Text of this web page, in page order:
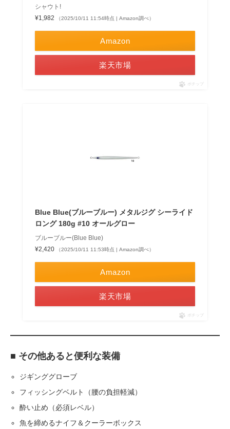
シャウト!
¥1,982
（2025/10/11 11:54時点 | Amazon調べ）
Amazon
楽天市場
ポチップ
Blue Blue(ブルーブルー) メタルジグ シーライド
ロング 180g #10 オールグロー
ブルーブルー(Blue Blue)
¥2,420
（2025/10/11 11:53時点 | Amazon調べ）
Amazon
楽天市場
ポチップ
■ その他あると便利な装備
ジギンググローブ
フィッシングベルト（腰の負担軽減）
酔い止め（必須レベル）
魚を締めるナイフ＆クーラーボックス